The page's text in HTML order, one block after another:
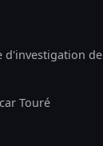
d'investigation de
Touré